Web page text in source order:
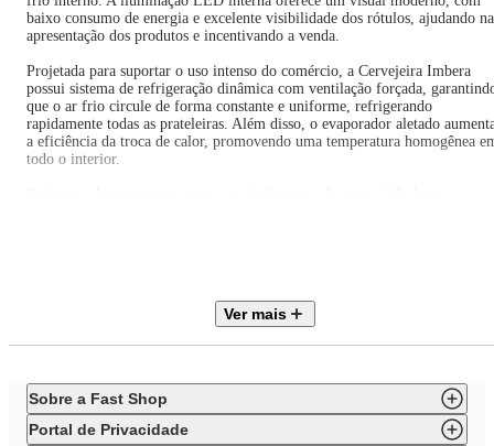
baixo consumo de energia e excelente visibilidade dos rótulos, ajudando na
apresentação dos produtos e incentivando a venda.
Projetada para suportar o uso intenso do comércio, a Cervejeira Imbera
possui sistema de refrigeração dinâmica com ventilação forçada,
que o ar frio circule de forma constante e uniforme, refrigerando
rapidamente todas as prateleiras. Além disso, o evaporador aletado
a eficiência da troca de calor, promovendo uma temperatura homogênea
todo o interior.
Com um gabinete em formato U, oferece excelente isolamento térmico,
resistência estrutural e acabamento superior. Outro diferencial importante é
Seja para melhorar a experiência do cliente no ponto de venda ou para
organizar bebidas com eficiência e elegância, a Cervejeira Imbera entrega
desempenho comercial com qualidade, inovação e consciência
Ver mais
Sobre a Fast Shop
Portal de Privacidade